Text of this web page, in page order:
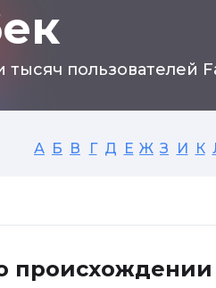
пользователей
А Б В Г Д Е Ж З И К
происхождении